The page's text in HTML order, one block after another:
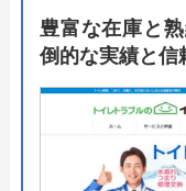
施工に関しては
ジニアが工事を
ブルの時も安心
どの国内主要メ
「まるごとサー
豊富な在庫と
倒的な実績と信